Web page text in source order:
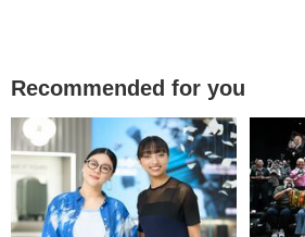
Recommended for you